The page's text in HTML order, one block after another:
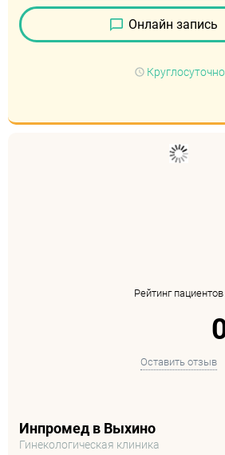
Онлайн запись
Круглосуточно
Рейтинг пациентов
Оставить отзыв
Инпромед в Выхино
Гинекологическая клиника